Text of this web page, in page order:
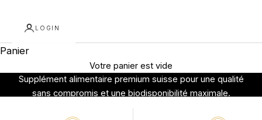
LOGIN
Panier
Votre panier est vide
Swiss made Santé & Nutrition
Supplément alimentaire premium suisse pour une qualité
sans compromis et une biodisponibilité maximale.